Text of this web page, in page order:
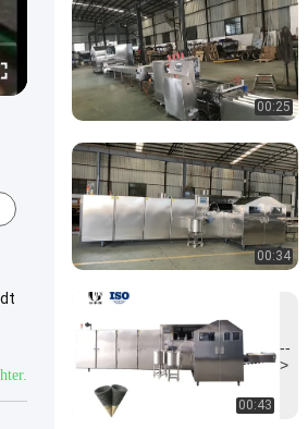
00:25
00:34
00:43
--
>